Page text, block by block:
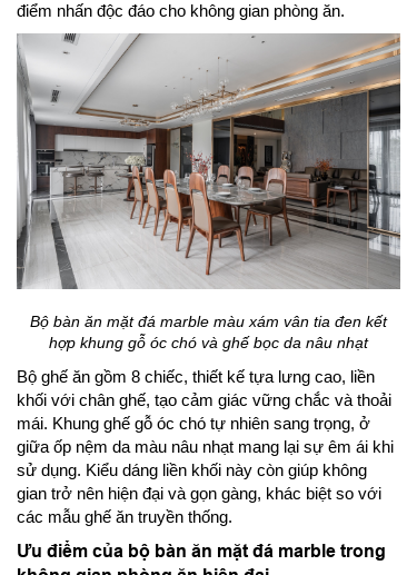
điểm nhấn độc đáo cho không gian phòng ăn.
Bộ bàn ăn mặt đá marble màu xám vân tia đen kết
hợp khung gỗ óc chó và ghế bọc da nâu nhạt
Bộ ghế ăn gồm 8 chiếc, thiết kế tựa lưng cao, liền
khối với chân ghế, tạo cảm giác vững chắc và thoải
mái. Khung ghế gỗ óc chó tự nhiên sang trọng, ở
giữa ốp nệm da màu nâu nhạt mang lại sự êm ái khi
sử dụng. Kiểu dáng liền khối này còn giúp không
gian trở nên hiện đại và gọn gàng, khác biệt so với
các mẫu ghế ăn truyền thống.
Ưu điểm của bộ bàn ăn mặt đá marble trong